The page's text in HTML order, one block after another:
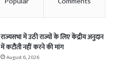
राज्यसभा में उठी राज्यों के लिए केंद्रीय अनुदान
में कटौती नहीं करने की मांग
August 6, 2026